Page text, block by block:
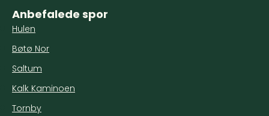
Anbefalede spor
Hulen
Bøtø Nor
Saltum
Kalk Kaminoen
Tornby